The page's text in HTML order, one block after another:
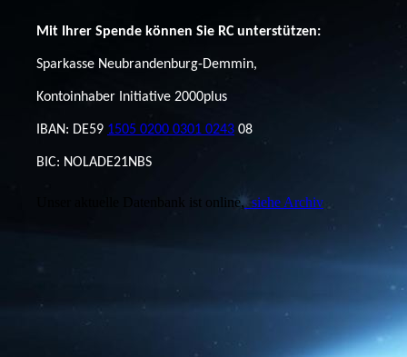
Mit Ihrer Spende können Sie RC unterstützen:
Sparkasse Neubrandenburg-Demmin,
Kontoinhaber Initiative 2000plus
IBAN: DE59 1505 0200 0301 0243 08
BIC: NOLADE21NBS
Unser aktuelle Datenbank ist online, siehe Archiv